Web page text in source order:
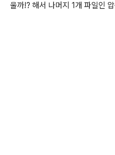
울까!? 해서 나머지 1개 파일인